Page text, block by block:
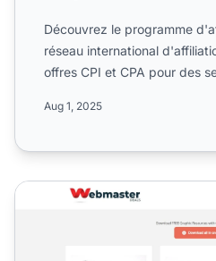
Découvrez le programme
réseau international
offres CPI et CPA pour des
Aug 1, 2025
Programme d'affiliation Afftd